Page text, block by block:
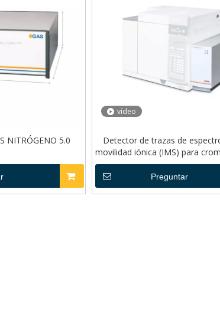
NITRÓGENO 5.0
vídeo
Detector de trazas de
movilidad iónica (IMS) para
gases de
Preguntar